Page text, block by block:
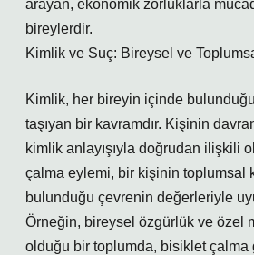
arayan, ekonomik zorluklarla
bireylerdir.
Kimlik ve Suç: Bireysel ve
Kimlik, her bireyin içinde
taşıyan bir kavramdır. Kişinin
kimlik anlayışıyla doğrudan ilişkili
çalma eylemi, bir kişinin toplumsal
bulunduğu çevrenin değerleriyle
Örneğin, bireysel özgürlük ve özel
olduğu bir toplumda, bisiklet